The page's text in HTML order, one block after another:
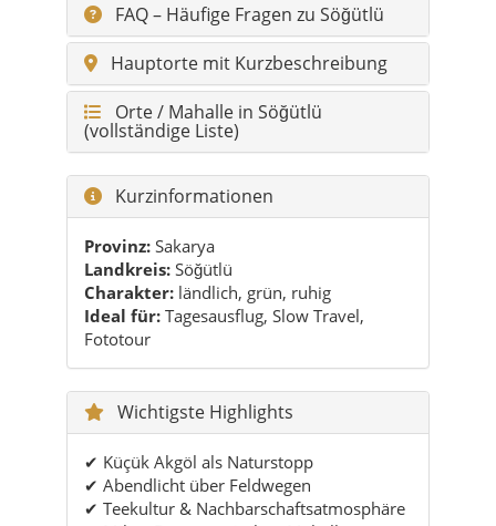
(vollständige Liste)
Kurzinformationen
Provinz:Sakarya
Landkreis:Söğütlü
Charakter:ländlich, grün, ruhig
Ideal für:Tagesausflug, Slow Travel,
Fototour
Wichtigste Highlights
✔ Küçük Akgöl als Naturstopp
✔ Abendlicht über Feldwegen
✔ Teekultur & Nachbarschaftsatmosphäre
✔ Mikro-Routen zwischen Mahalle
Praktische Tipps